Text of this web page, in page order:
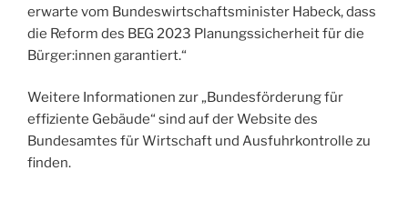
erwarte vom Bundeswirtschaftsminister Habeck, dass
die Reform des BEG 2023 Planungssicherheit für die
Bürger:innen garantiert.“
Weitere Informationen zur „Bundesförderung für
effiziente Gebäude“ sind auf der Website des
Bundesamtes für Wirtschaft und Ausfuhrkontrolle zu
finden.